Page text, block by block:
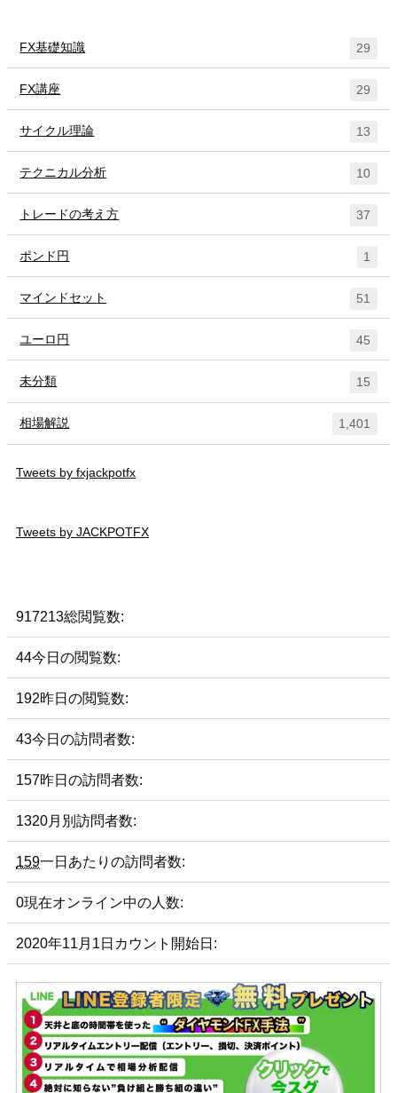
FX基礎知識 29
FX講座 29
サイクル理論 13
テクニカル分析 10
トレードの考え方 37
ポンド円 1
マインドセット 51
ユーロ円 45
未分類 15
相場解説 1,401
Tweets by fxjackpotfx
Tweets by JACKPOTFX
917213総閲覧数:
44今日の閲覧数:
192昨日の閲覧数:
43今日の訪問者数:
157昨日の訪問者数:
1320 月別訪問者数:
159一日あたりの訪問者数:
0現在オンライン中の人数:
2020年11月1日 カウント開始日: